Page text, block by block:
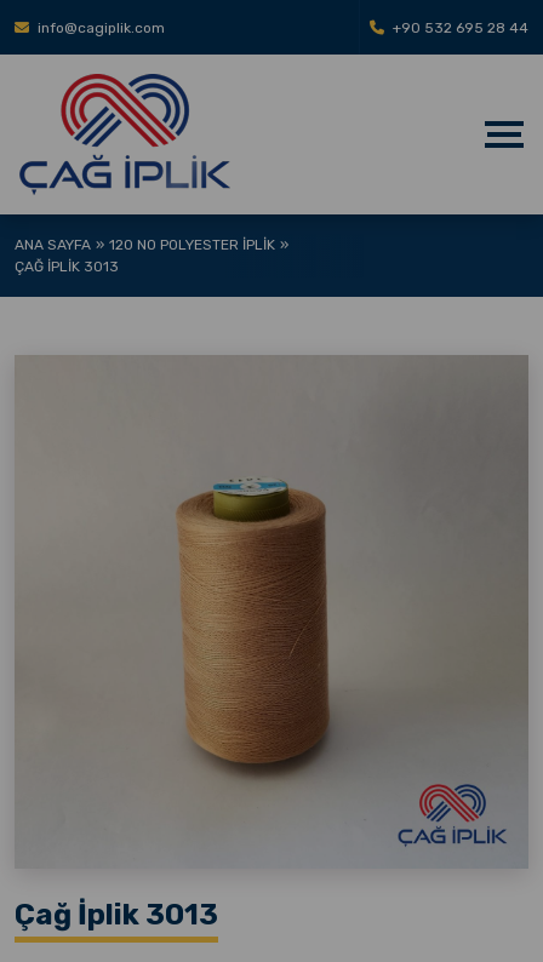
info@cagiplik.com +90 532 695 28 44
ANA SAYFA
120 NO POLYESTER İPLIK
ÇAĞ İPLIK 3013
Çağ İplik 3013